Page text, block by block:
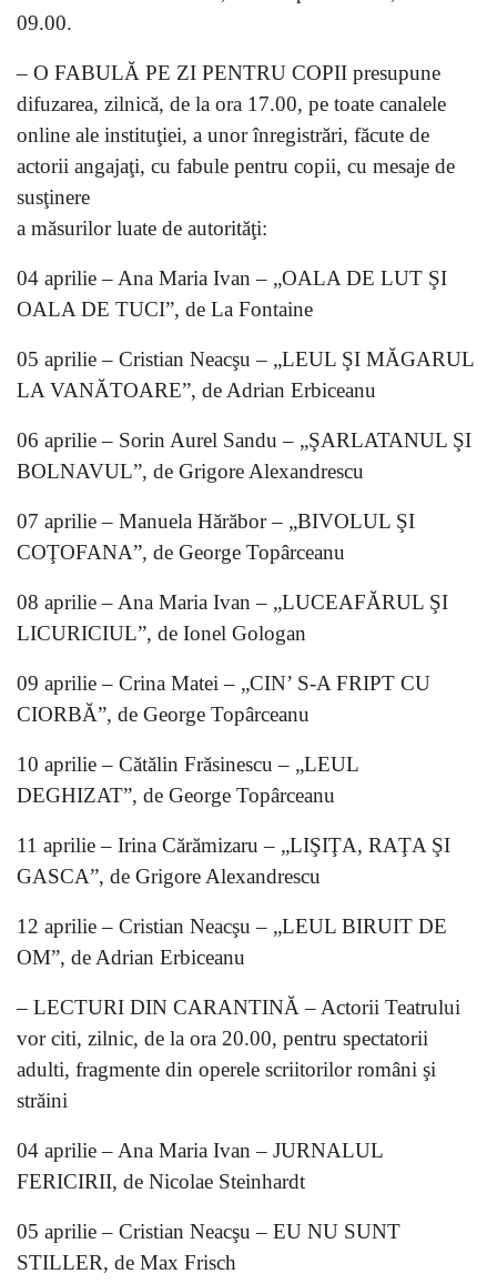
09.00.
– O FABULĂ PE ZI PENTRU COPII presupune
difuzarea, zilnică, de la ora 17.00, pe toate canalele
online ale instituţiei, a unor înregistrări, făcute de
actorii angajaţi, cu fabule pentru copii, cu mesaje de
susţinere
a măsurilor luate de autorităţi:
04 aprilie – Ana Maria Ivan – „OALA DE LUT ŞI
OALA DE TUCI”, de La Fontaine
05 aprilie – Cristian Neacşu – „LEUL ŞI MĂGARUL
LA VANĂTOARE”, de Adrian Erbiceanu
06 aprilie – Sorin Aurel Sandu – „ŞARLATANUL ŞI
BOLNAVUL”, de Grigore Alexandrescu
07 aprilie – Manuela Hărăbor – „BIVOLUL ŞI
COŢOFANA”, de George Topârceanu
08 aprilie – Ana Maria Ivan – „LUCEAFĂRUL ŞI
LICURICIUL”, de Ionel Gologan
09 aprilie – Crina Matei – „CIN’ S-A FRIPT CU
CIORBĂ”, de George Topârceanu
10 aprilie – Cătălin Frăsinescu – „LEUL
DEGHIZAT”, de George Topârceanu
11 aprilie – Irina Cărămizaru – „LIŞIŢA, RAŢA ŞI
GASCA”, de Grigore Alexandrescu
12 aprilie – Cristian Neacşu – „LEUL BIRUIT DE
OM”, de Adrian Erbiceanu
– LECTURI DIN CARANTINĂ – Actorii Teatrului
vor citi, zilnic, de la ora 20.00, pentru spectatorii
adulti, fragmente din operele scriitorilor români şi
străini
04 aprilie – Ana Maria Ivan – JURNALUL
FERICIRII, de Nicolae Steinhardt
05 aprilie – Cristian Neacşu – EU NU SUNT
STILLER, de Max Frisch